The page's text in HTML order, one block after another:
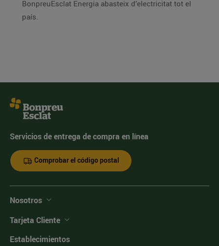
BonpreuEsclat Energia abasteix d’electricitat tot el
país.
Servicios de entrega de compra en línea
Comprobar el código postal
Nosotros
Tarjeta Cliente
Establecimientos